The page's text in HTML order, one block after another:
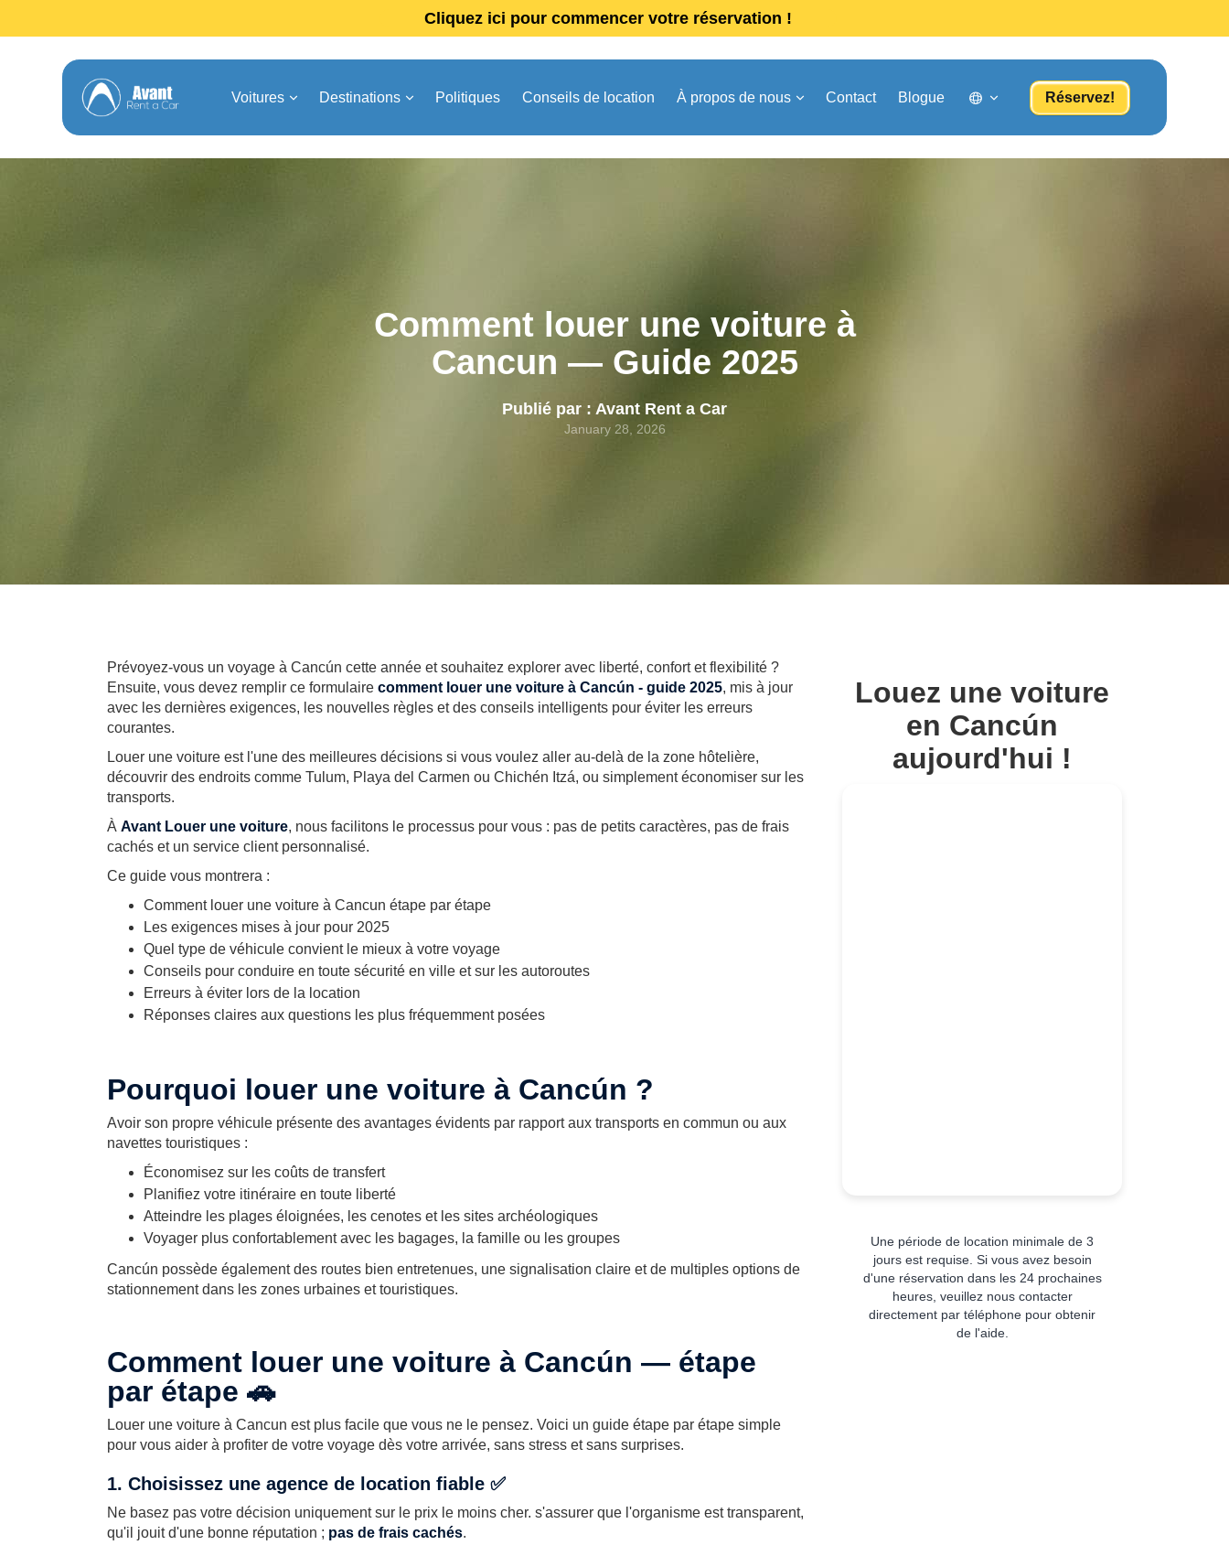
Cliquez ici pour commencer votre réservation !
Voitures Destinations Politiques Conseils de location À propos de nous Contact Blogue Réservez!
Comment louer une voiture à
Cancun — Guide 2025
Publié par : Avant Rent a Car
January 28, 2026
Prévoyez-vous un voyage à Cancún cette année et souhaitez explorer avec liberté, confort et flexibilité ?
Ensuite, vous devez remplir ce formulaire comment louer une voiture à Cancún - guide 2025, mis à jour
avec les dernières exigences, les nouvelles règles et des conseils intelligents pour éviter les erreurs
courantes.
Louer une voiture est l'une des meilleures décisions si vous voulez aller au-delà de la zone hôtelière,
découvrir des endroits comme Tulum, Playa del Carmen ou Chichén Itzá, ou simplement économiser sur les
transports.
À Avant Louer une voiture, nous facilitons le processus pour vous : pas de petits caractères, pas de frais
cachés et un service client personnalisé.
Ce guide vous montrera :
Comment louer une voiture à Cancun étape par étape
Les exigences mises à jour pour 2025
Quel type de véhicule convient le mieux à votre voyage
Conseils pour conduire en toute sécurité en ville et sur les autoroutes
Erreurs à éviter lors de la location
Réponses claires aux questions les plus fréquemment posées
Pourquoi louer une voiture à Cancún ?
Avoir son propre véhicule présente des avantages évidents par rapport aux transports en commun ou aux
navettes touristiques :
Économisez sur les coûts de transfert
Planifiez votre itinéraire en toute liberté
Atteindre les plages éloignées, les cenotes et les sites archéologiques
Voyager plus confortablement avec les bagages, la famille ou les groupes
Cancún possède également des routes bien entretenues, une signalisation claire et de multiples options de
stationnement dans les zones urbaines et touristiques.
Comment louer une voiture à Cancún — étape
par étape 🚗
Louer une voiture à Cancun est plus facile que vous ne le pensez. Voici un guide étape par étape simple
pour vous aider à profiter de votre voyage dès votre arrivée, sans stress et sans surprises.
1. Choisissez une agence de location fiable ✅
Ne basez pas votre décision uniquement sur le prix le moins cher. s'assurer que l'organisme est transparent,
qu'il jouit d'une bonne réputation ; pas de frais cachés.
Louez une voiture
en Cancún
aujourd'hui !
Une période de location minimale de 3
jours est requise. Si vous avez besoin
d'une réservation dans les 24 prochaines
heures, veuillez nous contacter
directement par téléphone pour obtenir
de l'aide.